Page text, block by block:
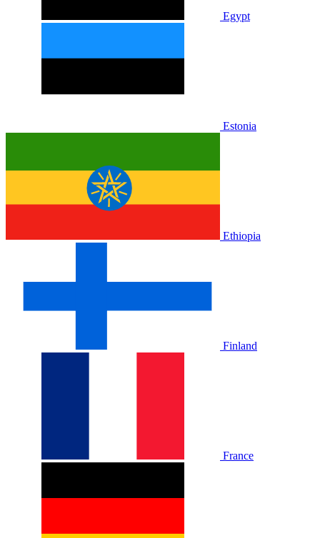
Egypt
Estonia
Ethiopia
Finland
France